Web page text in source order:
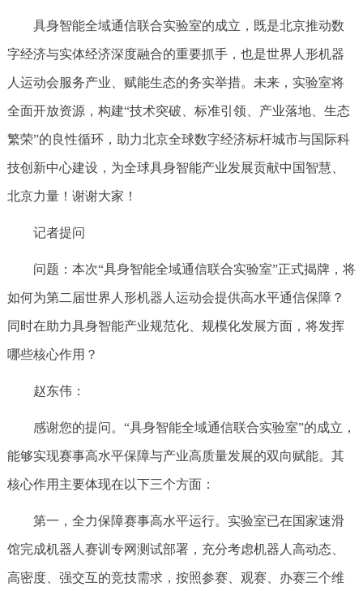
具身智能全域通信联合实验室的成立，既是北京推动数
字经济与实体经济深度融合的重要抓手，也是世界人形机器
人运动会服务产业、赋能生态的务实举措。未来，实验室将
全面开放资源，构建“技术突破、标准引领、产业落地、生态
繁荣”的良性循环，助力北京全球数字经济标杆城市与国际科
技创新中心建设，为全球具身智能产业发展贡献中国智慧、
北京力量！ 谢谢大家！
记者提问
问题： 本次“具身智能全域通信联合实验室”正式揭牌，将
如何为第二届世界人形机器人运动会提供高水平通信保障？
同时在助力具身智能产业规范化、规模化发展方面，将发挥
哪些核心作用？
赵东伟：
感谢您的提问。“具身智能全域通信联合实验室”的成立，
能够实现赛事高水平保障与产业高质量发展的双向赋能。其
核心作用主要体现在以下三个方面：
第一，全力保障赛事高水平运行。实验室已在国家速滑
馆完成机器人赛训专网测试部署，充分考虑机器人高动态、
高密度、强交互的竞技需求，按照参赛、观赛、办赛三个维